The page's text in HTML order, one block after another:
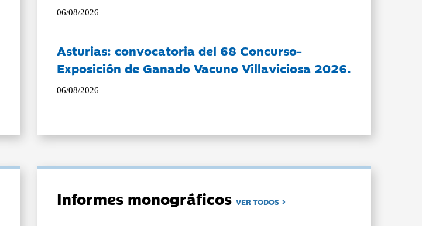
06/08/2026
Asturias: convocatoria del 68 Concurso-
Exposición de Ganado Vacuno Villaviciosa 2026.
06/08/2026
Informes monográficosVER TODOS